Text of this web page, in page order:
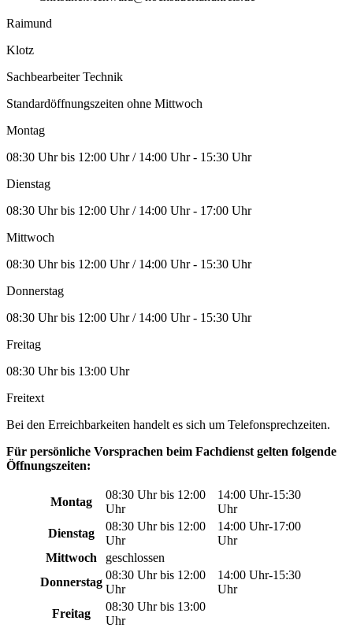
Raimund
Klotz
Sachbearbeiter Technik
Standardöffnungszeiten ohne Mittwoch
Montag
08:30 Uhr bis 12:00 Uhr / 14:00 Uhr - 15:30 Uhr
Dienstag
08:30 Uhr bis 12:00 Uhr / 14:00 Uhr - 17:00 Uhr
Mittwoch
08:30 Uhr bis 12:00 Uhr / 14:00 Uhr - 15:30 Uhr
Donnerstag
08:30 Uhr bis 12:00 Uhr / 14:00 Uhr - 15:30 Uhr
Freitag
08:30 Uhr bis 13:00 Uhr
Freitext
Bei den Erreichbarkeiten handelt es sich um Telefonsprechzeiten.
Für persönliche Vorsprachen beim Fachdienst gelten folgende
Öffnungszeiten:
Montag
08:30 Uhr bis 12:00
Uhr
14:00 Uhr-15:30
Uhr
Dienstag
08:30 Uhr bis 12:00
Uhr
14:00 Uhr-17:00
Uhr
Mittwoch
geschlossen
Donnerstag
08:30 Uhr bis 12:00
Uhr
14:00 Uhr-15:30
Uhr
Freitag
08:30 Uhr bis 13:00
Uhr